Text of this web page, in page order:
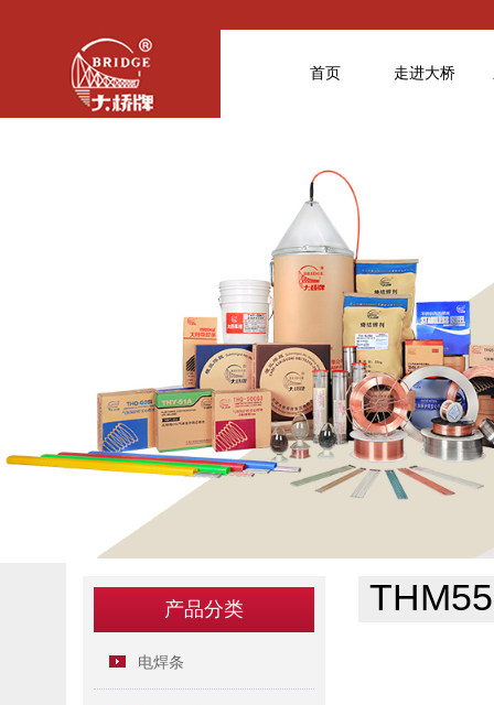
首页 走进大桥
产品分类
电焊条